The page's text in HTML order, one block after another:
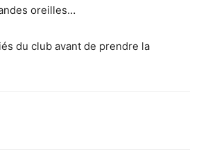
oreilles…
du club avant de prendre la